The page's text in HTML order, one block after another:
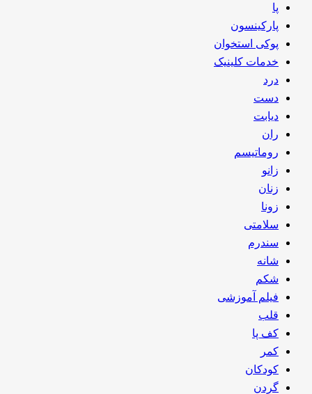
پا
پارکینسون
پوکی استخوان
خدمات کلینیک
درد
دست
دیابت
ران
روماتیسم
زانو
زنان
زونا
سلامتی
سندرم
شانه
شکم
فیلم آموزشی
قلب
کف پا
کمر
کودکان
گردن